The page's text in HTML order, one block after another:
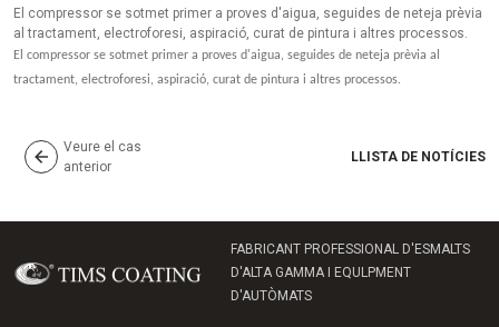
El compressor se sotmet primer a proves d'aigua, seguides de neteja prèvia
al tractament, electroforesi, aspiració, curat de pintura i altres processos.
El compressor se sotmet primer a proves d'aigua, seguides de neteja prèvia al
tractament, electroforesi, aspiració, curat de pintura i altres processos.
Veure el cas
anterior
LLISTA DE NOTÍCIES
FABRICANT PROFESSIONAL D'ESMALTS
D'ALTA GAMMA I EQULPMENT
D'AUTÒMATS